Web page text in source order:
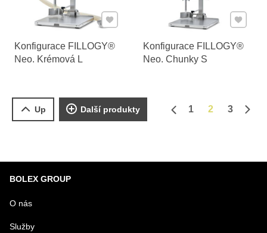
Konfigurace FILLOGY®
Neo. Krémová L
Přidat k Oblíbeným
Konfigurace FILLOGY®
Neo. Chunky S
Přidat k
Up Další produkty 1 2
3
BOLEX GROUP
O nás
Služby